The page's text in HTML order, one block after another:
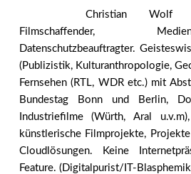
Christian
Filmschaffender,
Datenschutzbeauftragter.
(Publizistik, Kulturanthropologie,
Fernsehen (RTL, WDR etc.) mit
Bundestag Bonn und Berlin,
Industriefilme (Würth, Aral
künstlerische Filmprojekte,
Cloudlösungen. Keine
Feature. (Digitalpurist/IT-